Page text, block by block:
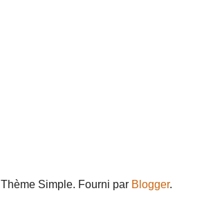
Thème Simple. Fourni par Blogger.